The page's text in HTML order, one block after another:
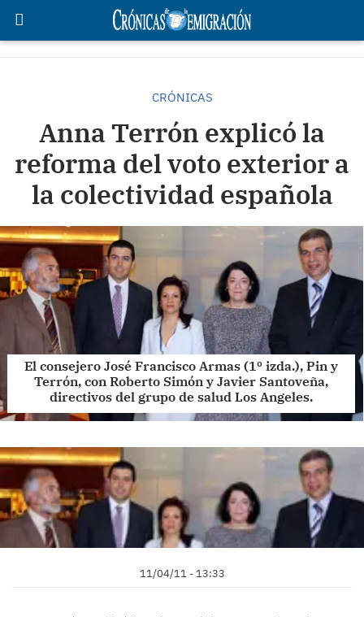
CRÓNICAS
Anna Terrón explicó la
reforma del voto exterior a
la colectividad española
El consejero José Francisco Armas (1º izda.), Pin y
Terrón, con Roberto Simón y Javier Santoveña,
directivos del grupo de salud Los Angeles.
11/04/11 - 13:33